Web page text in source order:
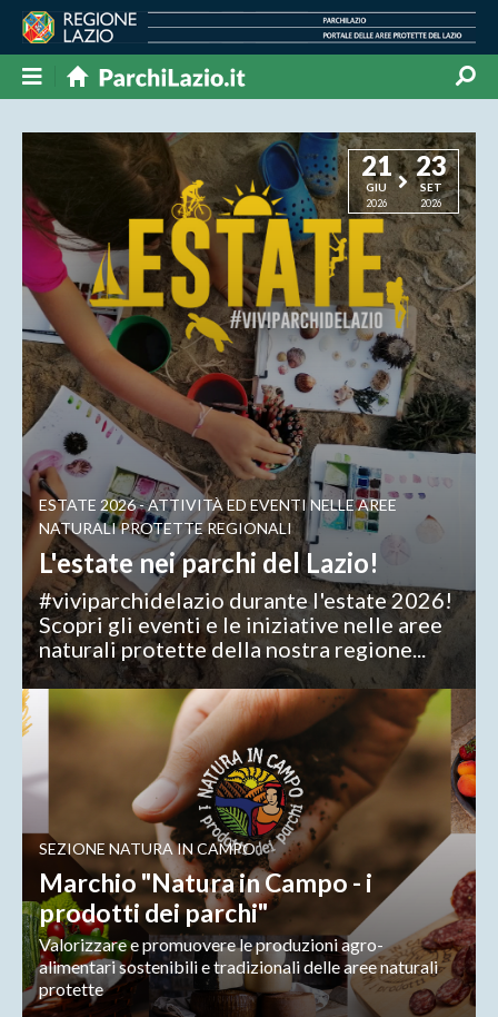
21
GIU
2026
23
SET
2026
ESTATE 2026 - ATTIVITÀ ED EVENTI NELLE AREE
NATURALI PROTETTE REGIONALI
L'estate nei parchi del Lazio!
#viviparchidelazio durante l'estate 2026!
Scopri gli eventi e le iniziative nelle aree
naturali protette della nostra regione...
SEZIONE NATURA IN CAMPO
Marchio "Natura in Campo - i
prodotti dei parchi"
Valorizzare e promuovere le produzioni agro-
alimentari sostenibili e tradizionali delle aree naturali
protette